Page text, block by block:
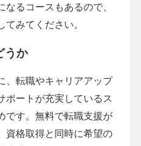
るコースもあるので、
みてください。
うか
、転職やキャリアアップ
ポートが充実しているス
です。無料で転職支援が
資格取得と同時に希望の